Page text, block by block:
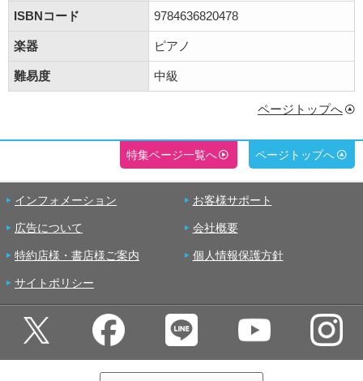
ISBNコード 9784636820478
楽器 ピアノ
難易度 中級
ページトップへ
特集ページ一覧へ ページトップへ
インフォメーション お客様サポート
広告について 会社概要
特約店様・書店様ご案内 個人情報保護方針
サイトポリシー